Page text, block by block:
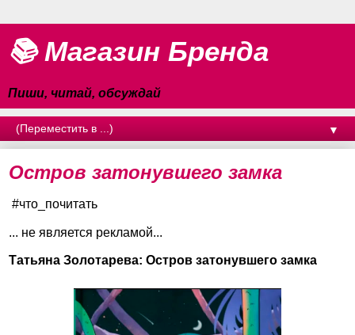
📚 Магазин Бренда
Пиши, читай, обсуждай
▼
Остров затонувшего замка
#что_почитать
... не является рекламой...
Татьяна Золотарева: Остров затонувшего замка